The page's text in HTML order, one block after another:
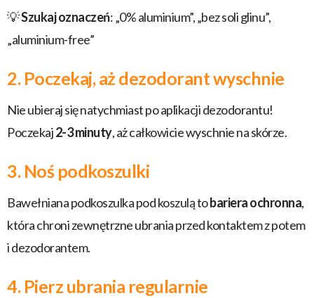
💡Szukaj oznaczeń: „0% aluminium”, „bez soli glinu”,
„aluminium-free”
2. Poczekaj, aż dezodorant wyschnie
Nie ubieraj się natychmiast po aplikacji dezodorantu!
Poczekaj2-3 minuty, aż całkowicie wyschnie na skórze.
3. Noś podkoszulki
Bawełniana podkoszulka pod koszulą tobariera ochronna,
która chroni zewnętrzne ubrania przed kontaktem z potem
i dezodorantem.
4. Pierz ubrania regularnie